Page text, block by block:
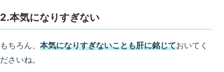
2.本気になりすぎない
もちろん、 本気になりすぎないことも肝に銘じておいてく
ださいね。